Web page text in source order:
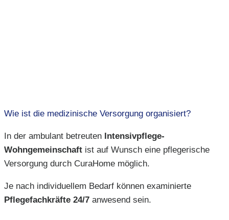
Wie ist die medizinische Versorgung organisiert?
In der ambulant betreuten Intensivpflege-
Wohngemeinschaft ist auf Wunsch eine pflegerische
Versorgung durch CuraHome möglich.
Je nach individuellem Bedarf können examinierte
Pflegefachkräfte 24/7 anwesend sein.